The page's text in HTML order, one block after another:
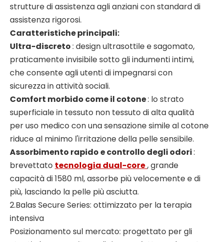
strutture di assistenza agli anziani con standard di
assistenza rigorosi.
Caratteristiche principali:
Ultra-discreto: design ultrasottile e sagomato,
praticamente invisibile sotto gli indumenti intimi,
che consente agli utenti di impegnarsi con
sicurezza in attività sociali.
Comfort morbido come il cotone: lo strato
superficiale in tessuto non tessuto di alta qualità
per uso medico con una sensazione simile al cotone
riduce al minimo l'irritazione della pelle sensibile.
Assorbimento rapido e controllo degli odori:
brevettato tecnologia dual-core, grande
capacità di 1580 ml, assorbe più velocemente e di
più, lasciando la pelle più asciutta.
2.Balas Secure Series: ottimizzato per la terapia
intensiva
Posizionamento sul mercato: progettato per gli